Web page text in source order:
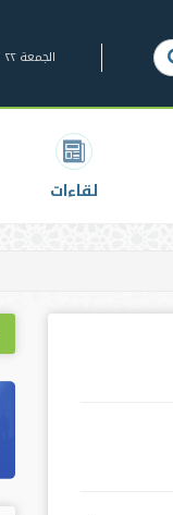
الجمعة ٢٢ / صفر / ١٤٤٨
لقاءات